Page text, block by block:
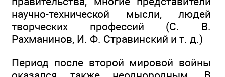
научно-технической мысли, людей
творческих профессий (С. В.
Рахманинов, И. Ф. Стравинский и т. д.)
Период после второй мировой войны